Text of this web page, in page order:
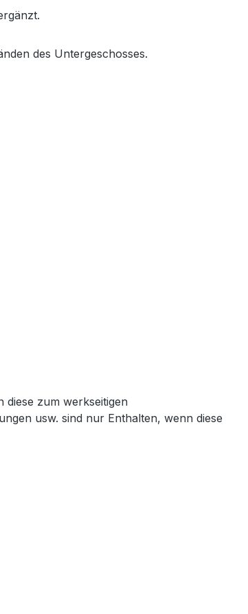
des Untergeschosses.
diese zum werkseitigen
usw. sind nur Enthalten, wenn diese